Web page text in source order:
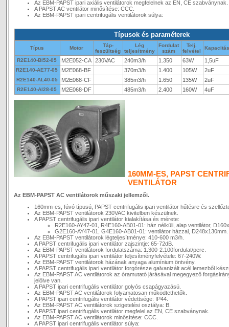
Az EBM-PAPST ipari axiális ventilátorok megfelelnek az EN, CE szabványnak.
A PAPST AC ventilátor minősítése: CCC.
Az EBM-PAPST ipari centrifugális ventilátorok súlya:
Típusok és paraméterek
Típus Motor
Táp-
feszültség
Lég
teljesítmény
Fordulat
szám
Telj.
felvétel
R2E140-BI52-05 M2E052-CA 230VAC 240m3/h 1.350 63W 1,5uF
R2E140-AE77-05 M2E068-BF 370m3/h 1.400 105W 2uF
R2E140-AL40-05 M2E068-CF 385m3/h 1.650 135W 2uF
R2E140-AI28-05 M2E068-DF 485m3/h 2.400 160W 4uF
160MM-ES, PAPST
VENTILÁTOR
Az EBM-PAPST AC ventilátorok műszaki jellemzői.
160mm-es, fúvó típusú, PAPST centrifugális ipari ventilátor hűtésre és
Az EBM-PAPST ventilátorok 230VAC kivitelben készülnek.
A PAPST centrifugális ipari ventilátor kialakítása és mérete:
R2E160-AY47-01, R4E160-AB01-01: ház nélküli, alap ventilátor,
G2E160-AY47-01, G4E160-AB01-01: ventilátor házzal, D248x130mm.
Az EBM-PAPST ventilátorok légteljesítménye: 410-600 m3/h.
A PAPST centrifugális ipari ventilátor zajszintje: 65-72dB.
Az EBM-PAPST ventilátorok fordulatszáma: 1.300-2.100fordulat/perc.
A PAPST centrifugális ipari ventilátor teljesítményfelvétele: 67-240W.
Az EBM-PAPST ventilátorok házának anyaga alumínium öntvény.
A PAPST centrifugális ipari ventilátor forgórésze galvanizált acél lemezből
Az EBM-PAPST AC ventilátorok az óramutató járásával megegyező
jelölve van.
A PAPST ipari centrifugális ventilátor golyós csapágyazású.
Az EBM-PAPST AC ventilátorok folyamatosan működtethetők.
A PAPST ipari centrifugális ventilátor védettsége: IP44.
Az EBM-PAPST AC ventilátorok szigetelési osztálya: B.
A PAPST ipari centrifugális ventilátor megfelel az EN, CE szabványnak.
Az EBM-PAPST AC ventilátorok minősítése: CCC.
A PAPST ipari centrifugális ventilátor súlya: